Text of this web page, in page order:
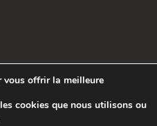
vous offrir la meilleure
cookies que nous utilisons ou